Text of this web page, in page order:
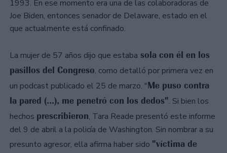
1993. En ese momento era una de las colaboradoras de
Joe Biden, entonces senador de Delaware, estado en el
que actualmente está confinado.
La mujer de 57 años dijo que estaba sola con él en los
pasillos del Congreso, como detalló por primera vez en
un podcast publicado el 25 de marzo. "Me puso contra
la pared (...), me penetró con los dedos". Si bien los
hechos prescribieron, Tara Reade presentó este informe
del 9 de abril a la policía de Washington. Sin nombrar a su
presunto agresor, ella afirma haber sido "víctima de